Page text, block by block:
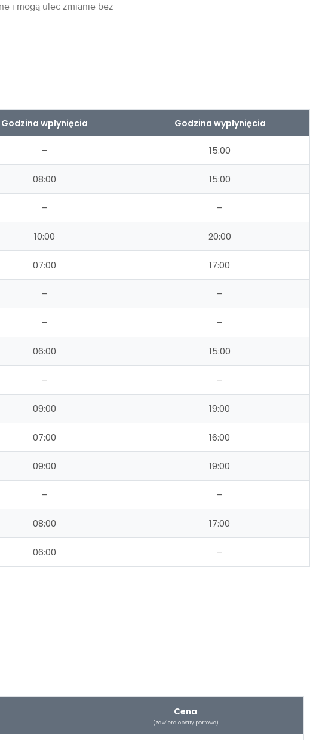
i mogą ulec zmianie bez
Godzina wpłynięcia Godzina wypłynięcia
– 15:00
08:00 15:00
– –
10:00 20:00
07:00 17:00
– –
– –
06:00 15:00
– –
09:00 19:00
07:00 16:00
09:00 19:00
– –
08:00 17:00
06:00 –
Cena
(zawiera opłaty portowe)